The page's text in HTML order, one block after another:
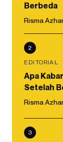
Berbeda
Risma
2
EDITORIAL
Apa
Setelah
Risma
3